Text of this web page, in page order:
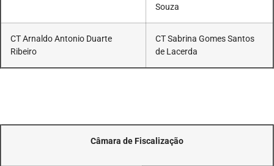
Souza
CT Arnaldo Antonio Duarte
Ribeiro
CT Sabrina Gomes Santos
de Lacerda
Câmara de Fiscalização